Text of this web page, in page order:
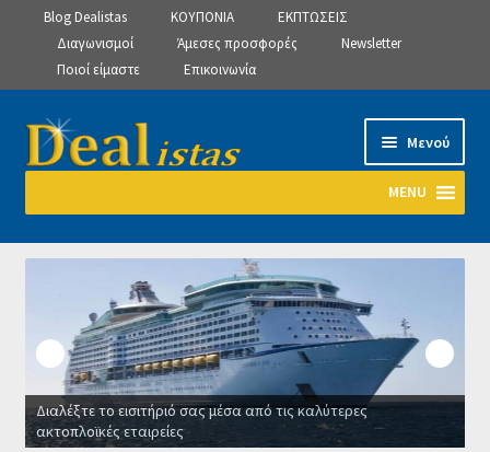
Blog Dealistas ΚΟΥΠΟΝΙΑ
ΕΚΠΤΩΣΕΙΣ
Διαγωνισμοί
Άμεσες προσφορές
Newsletter
Ποιοί είμαστε
Επικοινωνία
Απευθείας
μετάβαση
πλοήγηση
Μετάβαση
σε
Μενού
MENU
Αρχική
Manage Subscriptions
Manage Subscriptions
Manage Subscriptions
Διαλέξτε το εισιτήριό σας μέσα από τις καλύτερες
ακτοπλοϊκές εταιρείες